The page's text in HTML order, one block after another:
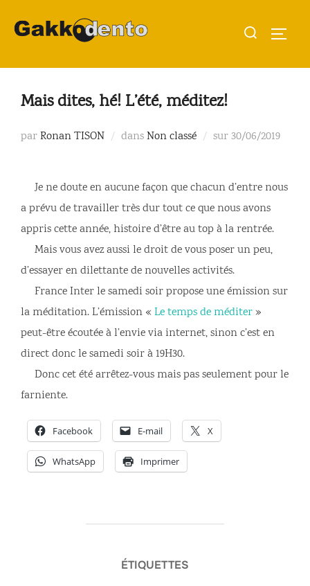
Rechercher :
Mais dites, hé! L’été, méditez!
parRonan TISON dansNon classé surPublié
30/06/2019
Je ne doute en aucune façon que chacun d’entre nous
a prévu de travailler très dur tout ce que nous avons
appris cette année, histoire d’être au top à la rentrée.
Mais vous avez aussi le droit de vous poser un peu,
d’essayer en dilettante de nouvelles activités.
France Inter le samedi soir propose une émission sur
la méditation. L’émission «Le temps de méditer»
peut-être écoutée à l’envie via internet, sinon c’est en
direct donc le samedi soir à 19H30.
Donc cet été arrêtez-vous mais pas seulement pour le
farniente.
Facebook E-mail X
WhatsApp Imprimer
ÉTIQUETTES